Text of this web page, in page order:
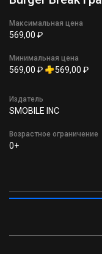
Максимальная цена
569,00 ₽
Минимальная цена
569,00 ₽ 569,00 ₽
Издатель
SMOBILE INC
Возрастное ограничение
0+